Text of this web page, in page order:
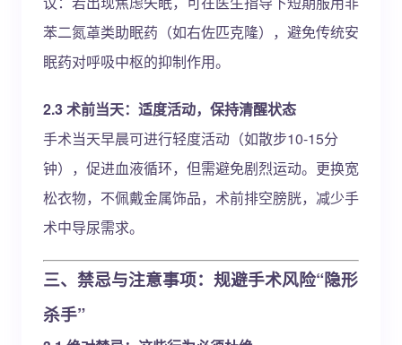
苯二氮䓬类助眠药（如右佐匹克隆），避免传统安
眠药对呼吸中枢的抑制作用。
2.3 术前当天：适度活动，保持清醒状态
手术当天早晨可进行轻度活动（如散步10-15分
钟），促进血液循环，但需避免剧烈运动。更换宽
松衣物，不佩戴金属饰品，术前排空膀胱，减少手
术中导尿需求。
三、禁忌与注意事项：规避手术风险“隐形
杀手”